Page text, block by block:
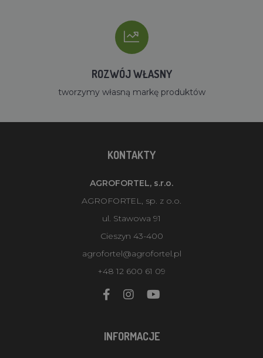
ROZWÓJ WŁASNY
tworzymy własną markę produktów
KONTAKTY
AGROFORTEL, s.r.o.
AGROFORTEL, sp. z o.o.
ul. Stawowa 91
Cieszyn 43-400
agrofortel@agrofortel.pl
+48 12 600 61 09
INFORMACJE